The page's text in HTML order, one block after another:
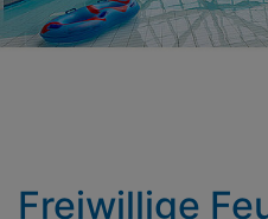
Freiwillige